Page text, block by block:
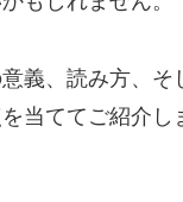
義、読み方、
当ててご紹介し